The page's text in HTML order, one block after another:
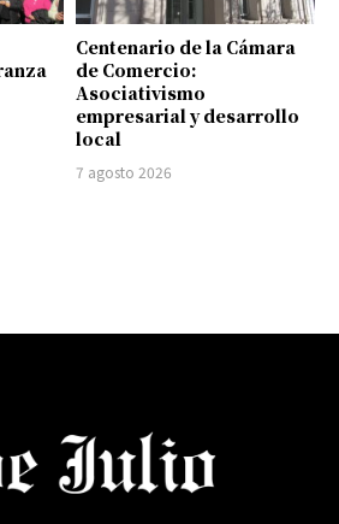
Centenario de la Cámara
de Comercio:
Asociativismo
empresarial y desarrollo
local
7 agosto 2026